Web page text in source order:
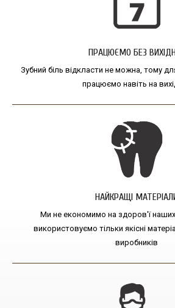
ПРАЦЮЄМО БЕЗ
Зубний біль відкласти не можна, тому
працюємо навіть на
НАЙКРАЩІ
Ми не економимо на здоров'ї наших
використовуємо тільки якісні
виробників